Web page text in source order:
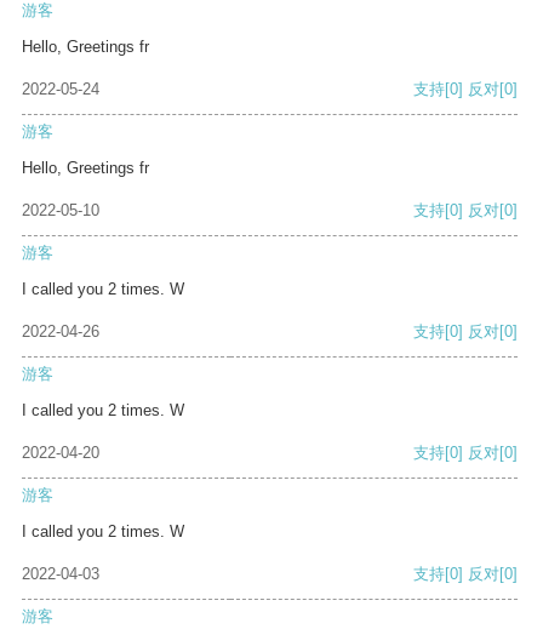
游客
Hello, Greetings fr
2022-05-24 支持[0] 反对[0]
游客
Hello, Greetings fr
2022-05-10 支持[0] 反对[0]
游客
I called you 2 times. W
2022-04-26 支持[0] 反对[0]
游客
I called you 2 times. W
2022-04-20 支持[0] 反对[0]
游客
I called you 2 times. W
2022-04-03 支持[0] 反对[0]
游客